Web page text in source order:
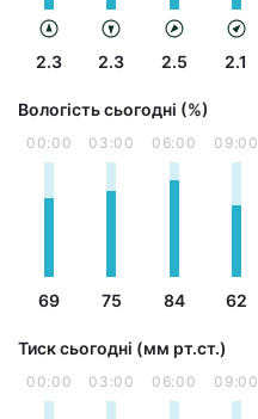
2.3 2.3 2.5 2.1
Вологість сьогодні (%)
00:00
69
03:00
75
06:00
84
09:00
62
Тиск сьогодні (мм рт.ст.)
00:00 03:00 06:00 09:00